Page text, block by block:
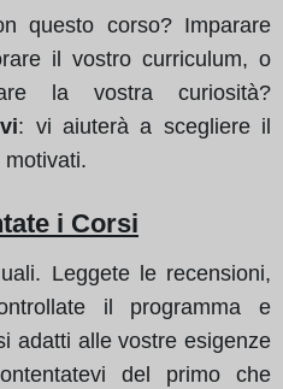
questo corso? Imparare
il vostro curriculum, o
la vostra curiosità?
: vi aiuterà a scegliere il
i Corsi
Leggete le recensioni,
il programma e
adatti alle vostre esigenze
del primo che